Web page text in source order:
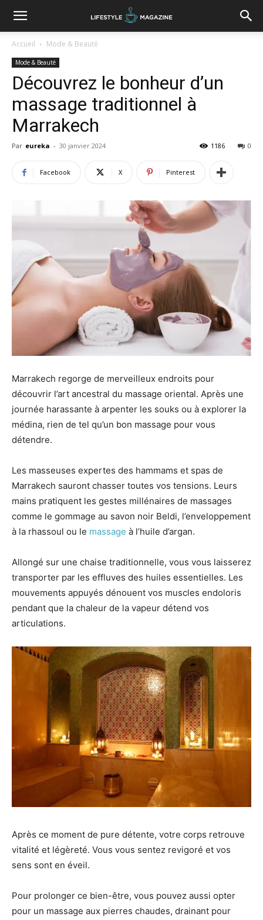
Accueil Mode & Beauté
Mode & Beauté
Découvrez le bonheur d’un
massage traditionnel à
Marrakech
Par eureka - 30 janvier 2024 0
1186
Facebook X Pinterest
Marrakech regorge de merveilleux endroits pour
découvrir l’art ancestral du massage oriental. Après une
journée harassante à arpenter les souks ou à explorer la
médina, rien de tel qu’un bon massage pour vous
détendre.
Les masseuses expertes des hammams et spas de
Marrakech sauront chasser toutes vos tensions. Leurs
mains pratiquent les gestes millénaires de massages
comme le gommage au savon noir Beldi, l’enveloppement
à la rhassoul ou le massage à l’huile d’argan.
Allongé sur une chaise traditionnelle, vous vous laisserez
transporter par les effluves des huiles essentielles. Les
mouvements appuyés dénouent vos muscles endoloris
pendant que la chaleur de la vapeur détend vos
articulations.
Après ce moment de pure détente, votre corps retrouve
vitalité et légèreté. Vous vous sentez revigoré et vos
sens sont en éveil.
Pour prolonger ce bien-être, vous pouvez aussi opter
pour un massage aux pierres chaudes, drainant pour